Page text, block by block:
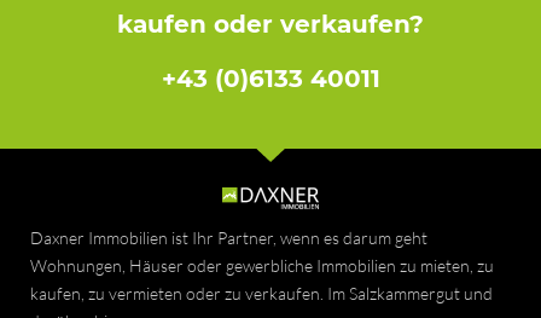
kaufen oder verkaufen?
+43 (0)6133 40011
Daxner Immobilien ist Ihr Partner, wenn es darum geht
Wohnungen, Häuser oder gewerbliche Immobilien zu mieten, zu
kaufen, zu vermieten oder zu verkaufen. Im Salzkammergut und